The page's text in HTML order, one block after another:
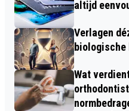
altijd
Verlagen
Wat